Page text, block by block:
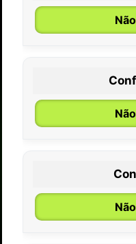
Não
0 / 6
Não
Não